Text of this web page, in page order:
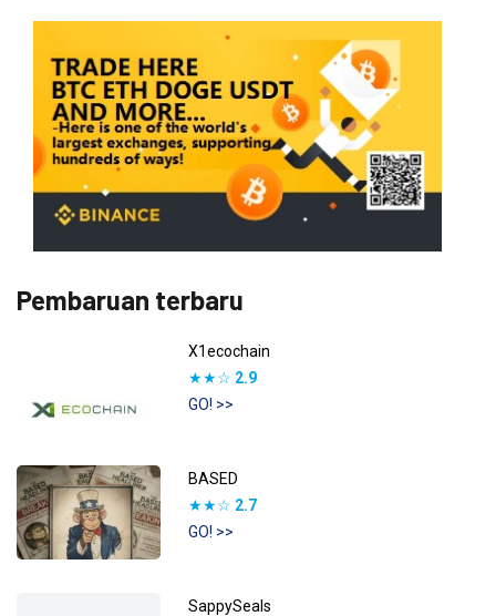
Pembaruan terbaru
X1ecochain
★★☆ 2.9
GO! >>
BASED
★★☆ 2.7
GO! >>
SappySeals